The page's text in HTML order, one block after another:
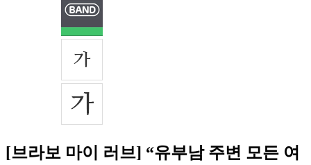
[브라보 마이 러브] “유부남 주변 모든 여